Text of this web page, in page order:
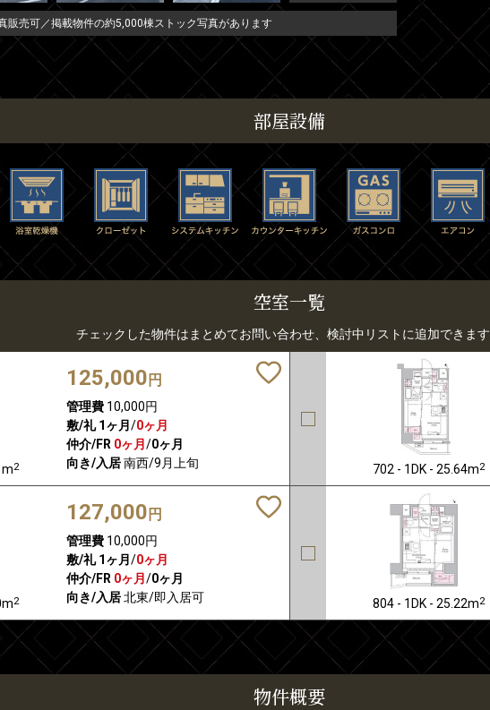
販売可／掲載物件の約5,000棟ストック写真があります
部屋設備
空室一覧
チェックした物件はまとめてお問い合わせ、検討中リストに追加できま
2
125,000 円
管理費10,000円
敷/礼 1ヶ月 /0ヶ月
仲介/FR 0ヶ月 /0ヶ月
向き/入居南西/9月上旬 702 - 1DK - 25.64m2
2
127,000 円
管理費10,000円
敷/礼 1ヶ月 /0ヶ月
仲介/FR 0ヶ月 /0ヶ月
向き/入居北東/即入居可 804 - 1DK - 25.22m2
物件概要